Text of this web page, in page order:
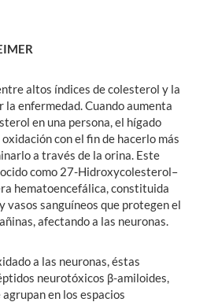
altos índices de colesterol y la
enfermedad. Cuando aumenta
en una persona, el hígado
con el fin de hacerlo más
a través de la orina. Este
como 27-Hidroxycolesterol–
hematoencefálica, constituida
vasos sanguíneos que protegen el
afectando a las neuronas.
a las neuronas, éstas
neurotóxicos β-amiloides,
en los espacios